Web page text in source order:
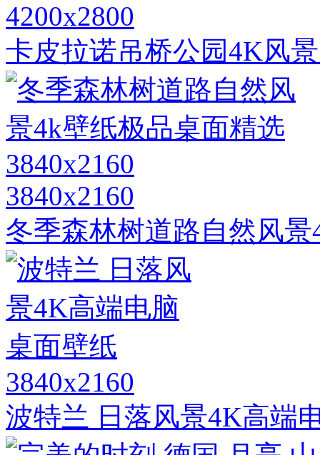
4200x2800
卡皮拉诺吊桥公园4K风
3840x2160
冬季森林树道路自然风
3840x2160
波特兰 日落风景4K高端